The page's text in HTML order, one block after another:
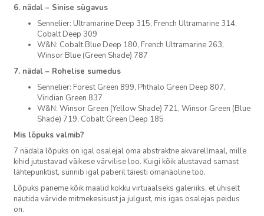
6. nädal – Sinise sügavus
Sennelier: Ultramarine Deep 315, French Ultramarine 314,
Cobalt Deep 309
W&N: Cobalt Blue Deep 180, French Ultramarine 263,
Winsor Blue (Green Shade) 787
7. nädal – Rohelise sumedus
Sennelier: Forest Green 899, Phthalo Green Deep 807,
Viridian Green 837
W&N: Winsor Green (Yellow Shade) 721, Winsor Green (Blue
Shade) 719, Cobalt Green Deep 185
Mis lõpuks valmib?
7 nädala lõpuks on igal osalejal oma abstraktne akvarellmaal, mille
kihid jutustavad väikese värvilise loo. Kuigi kõik alustavad samast
lähtepunktist, sünnib igal paberil täiesti omanäoline töö.
Lõpuks paneme kõik maalid kokku virtuaalseks galeriiks, et ühiselt
nautida värvide mitmekesisust ja julgust, mis igas osalejas peidus
on.